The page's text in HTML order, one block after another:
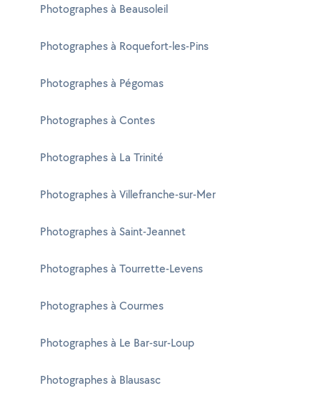
Photographes à Beausoleil
Photographes à Roquefort-les-Pins
Photographes à Pégomas
Photographes à Contes
Photographes à La Trinité
Photographes à Villefranche-sur-Mer
Photographes à Saint-Jeannet
Photographes à Tourrette-Levens
Photographes à Courmes
Photographes à Le Bar-sur-Loup
Photographes à Blausasc